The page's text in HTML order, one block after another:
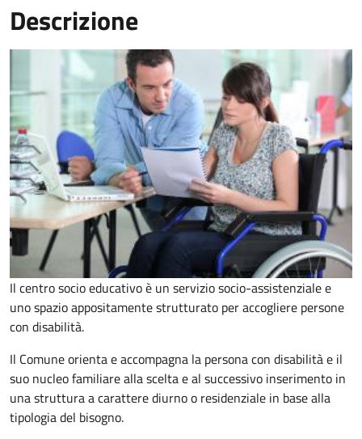
Descrizione
Il centro socio educativo è un servizio socio-assistenziale e
uno spazio appositamente strutturato per accogliere persone
con disabilità.
Il Comune orienta e accompagna la persona con disabilità e il
suo nucleo familiare alla scelta e al successivo inserimento in
una struttura a carattere diurno o residenziale in base alla
tipologia del bisogno.